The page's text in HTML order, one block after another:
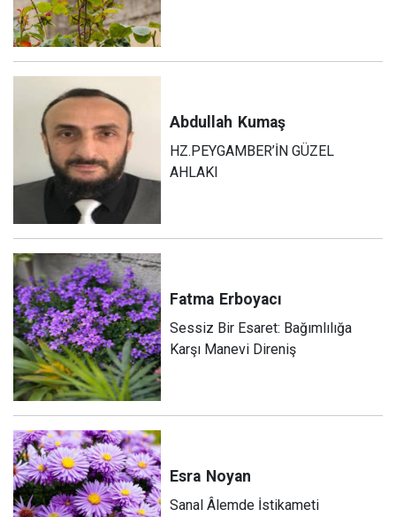
Abdullah Kumaş
HZ.PEYGAMBER’İN GÜZEL
AHLAKI
Fatma Erboyacı
Sessiz Bir Esaret: Bağımlılığa
Karşı Manevi Direniş
Esra Noyan
Sanal Âlemde İstikameti